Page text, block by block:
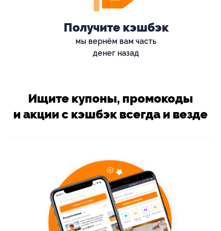
Получите кэшбэк
мы вернём вам часть
денег назад
Ищите купоны, промокоды
и акции с кэшбэк всегда и везде